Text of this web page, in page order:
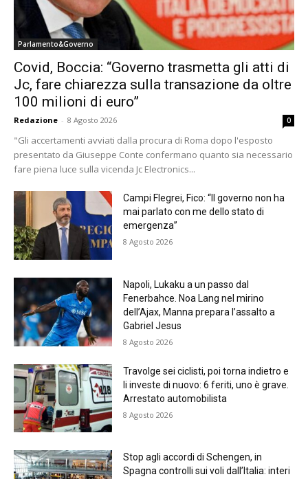
Parlamento&Governo
Covid, Boccia: “Governo trasmetta gli atti di
Jc, fare chiarezza sulla transazione da oltre
100 milioni di euro”
Redazione - 8 Agosto 2026 0
"Gli accertamenti avviati dalla procura di Roma dopo l'esposto
presentato da Giuseppe Conte confermano quanto sia necessario
fare piena luce sulla vicenda Jc Electronics...
Campi Flegrei, Fico: “Il governo non ha
mai parlato con me dello stato di
emergenza”
8 Agosto 2026
Napoli, Lukaku a un passo dal
Fenerbahce. Noa Lang nel mirino
dell’Ajax, Manna prepara l’assalto a
Gabriel Jesus
8 Agosto 2026
Travolge sei ciclisti, poi torna indietro e
li investe di nuovo: 6 feriti, uno è grave.
Arrestato automobilista
8 Agosto 2026
Stop agli accordi di Schengen, in
Spagna controlli sui voli dall’Italia: interi